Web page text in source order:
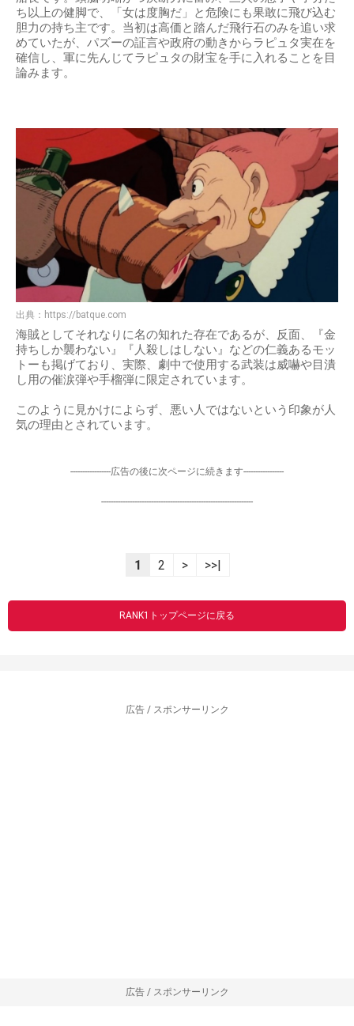
ち以上の健脚で、「女は度胸だ」と危険にも果敢に飛び込む
胆力の持ち主です。当初は高価と踏んだ飛行石のみを追い求
めていたが、パズーの証言や政府の動きからラピュタ実在を
確信し、軍に先んじてラピュタの財宝を手に入れることを目
論みます。
出典： https://batque.com
海賊としてそれなりに名の知れた存在であるが、反面、『金
持ちしか襲わない』『人殺しはしない』などの仁義あるモッ
トーも掲げており、実際、劇中で使用する武装は威嚇や目潰
し用の催涙弾や手榴弾に限定されています。
このように見かけによらず、悪い人ではないという印象が人
気の理由とされています。
-----------------広告の後に次ページに続きます-----------------
----------------------------------------------------------------
1 2 > >>|
RANK1トップページに戻る
広告 / スポンサーリンク
広告 / スポンサーリンク